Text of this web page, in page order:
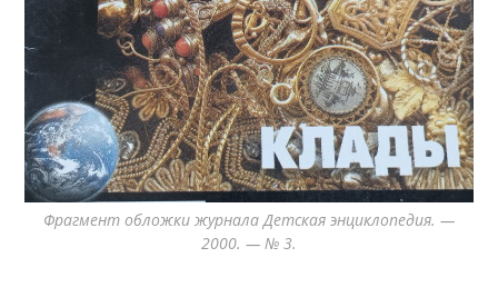
Фрагмент обложки журнала Детская энциклопедия. —
2000. — № 3.